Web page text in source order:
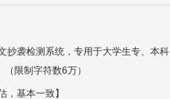
抄袭检测系统，专用于大学生专、本科
限制字符数6万）
基本一致】